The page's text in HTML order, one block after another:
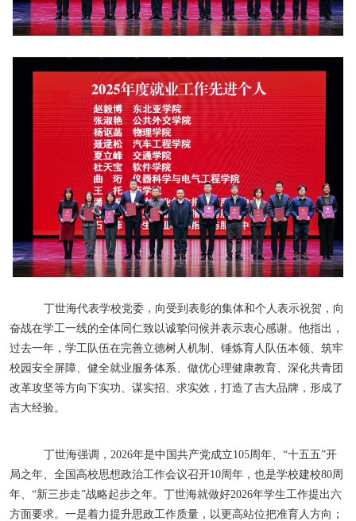
丁世海代表学校党委，向受到表彰的集体和个人表示祝贺，向
奋战在学工一线的全体同仁致以诚挚问候并表示衷心感谢。他指出，
过去一年，学工队伍在完善立德树人机制、锤炼育人队伍本领、筑牢
校园安全屏障、健全就业服务体系、做优心理健康教育、深化共青团
改革攻坚等方向下实功、谋实招、求实效，打造了吉大品牌，形成了
吉大经验。
丁世海强调， 2026年是中国共产党成立105周年、“十五五”开
局之年、全国高校思想政治工作会议召开10周年，也是学校建校80周
年、“新三步走”战略起步之年。丁世海就做好2026年学生工作提出六
方面要求。一是着力提升思政工作质量，以更高站位把准育人方向；